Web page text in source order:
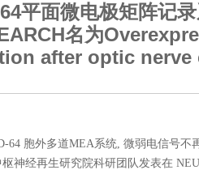
平面微电极矩阵记
名为
after optic
64 胞外多道MEA系统, 微弱电信号不
神经再生研究院科研团队发表在